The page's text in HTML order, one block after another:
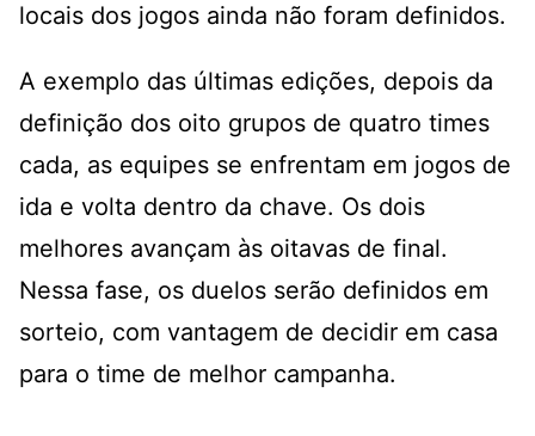
locais dos jogos ainda não foram definidos.
A exemplo das últimas edições, depois da
definição dos oito grupos de quatro times
cada, as equipes se enfrentam em jogos de
ida e volta dentro da chave. Os dois
melhores avançam às oitavas de final.
Nessa fase, os duelos serão definidos em
sorteio, com vantagem de decidir em casa
para o time de melhor campanha.